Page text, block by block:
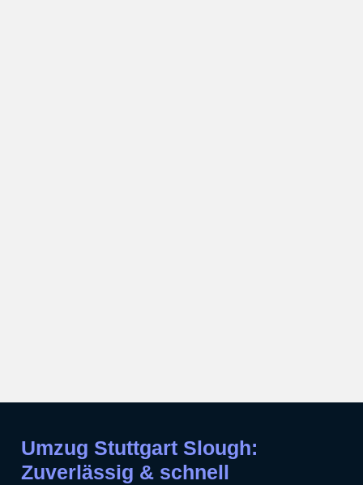
Umzug Stuttgart Slough:
Zuverlässig & schnell